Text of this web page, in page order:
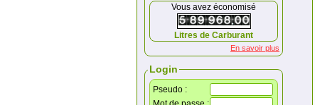
Vous avez économisé
Litres de Carburant
En savoir plus
Login
Pseudo :